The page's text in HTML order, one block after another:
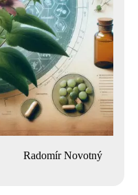
Radomír Novotný